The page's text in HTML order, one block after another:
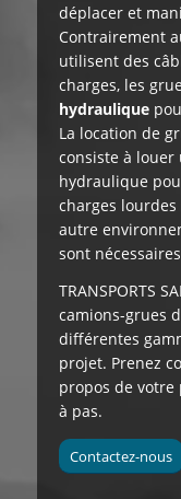
déplacer et
Contrairement
utilisent des
charges, les
hydraulique
La location de
consiste à louer
hydraulique
charges
autre
sont
TRANSPORTS
camions-grues
différentes
projet. Prenez
propos de votre
à pas.
Contactez-nous